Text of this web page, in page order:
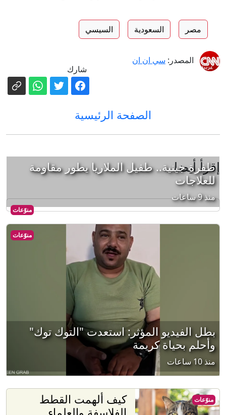
مصر السعودية السيسي
المصدر: سي ان ان
شارك
الصفحة الرئيسية
إقرأ أيضا
منوّعات
طفرة جينية.. طفيل الملاريا يطور مقاومة
للعلاجات
منذ 9 ساعات
منوّعات
بطل الفيديو المؤثر: استعدت "التوك توك"
وأحلم بحياة كريمة
منذ 10 ساعات
كيف ألهمت القطط
منوّعات